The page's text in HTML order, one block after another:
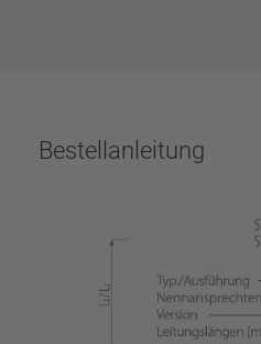
Bestellanleitung